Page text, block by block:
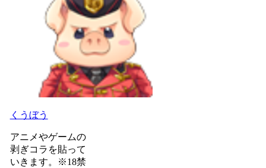
くうぼう
アニメやゲームの
剥ぎコラを貼って
いきます。※18禁